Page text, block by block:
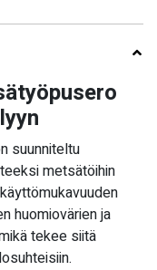
suunniteltu
metsätöihin
huomiovärien ja
tekee siitä